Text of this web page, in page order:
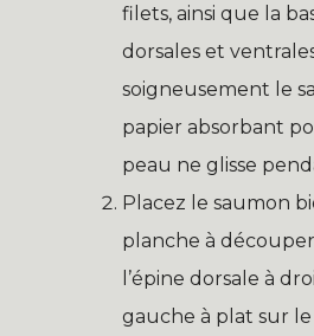
filets, ainsi que la
dorsales et
soigneusement le
papier absorbant
peau ne glisse
Placez le saumon
planche à
l’épine dorsale à
gauche à plat sur